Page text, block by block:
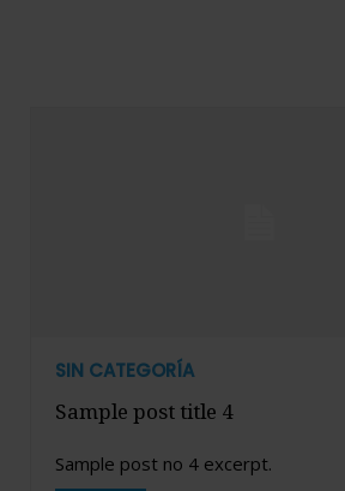
SIN CATEGORÍA
Sample post title 4
Sample post no 4 excerpt.